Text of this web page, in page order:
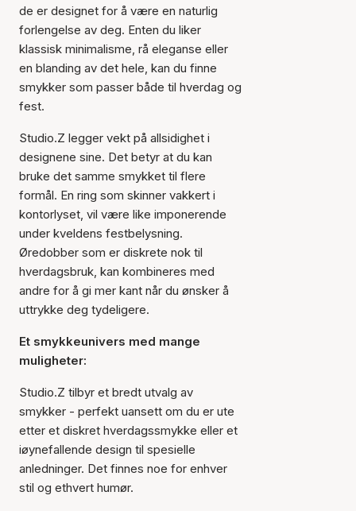
de er designet for å være en naturlig
forlengelse av deg. Enten du liker
klassisk minimalisme, rå eleganse eller
en blanding av det hele, kan du finne
smykker som passer både til hverdag og
fest.
Studio.Z legger vekt på allsidighet i
designene sine. Det betyr at du kan
bruke det samme smykket til flere
formål. En ring som skinner vakkert i
kontorlyset, vil være like imponerende
under kveldens festbelysning.
Øredobber som er diskrete nok til
hverdagsbruk, kan kombineres med
andre for å gi mer kant når du ønsker å
uttrykke deg tydeligere.
Et smykkeunivers med mange
muligheter:
Studio.Z tilbyr et bredt utvalg av
smykker - perfekt uansett om du er ute
etter et diskret hverdagssmykke eller et
iøynefallende design til spesielle
anledninger. Det finnes noe for enhver
stil og ethvert humør.